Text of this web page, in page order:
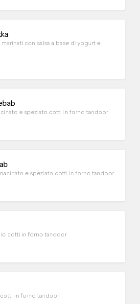
con salsa a base di yogurt e
e speziato cotti in forno tandoor
e speziato cotti in forno tandoor
cotti in forno tandoor
in forno tandoor